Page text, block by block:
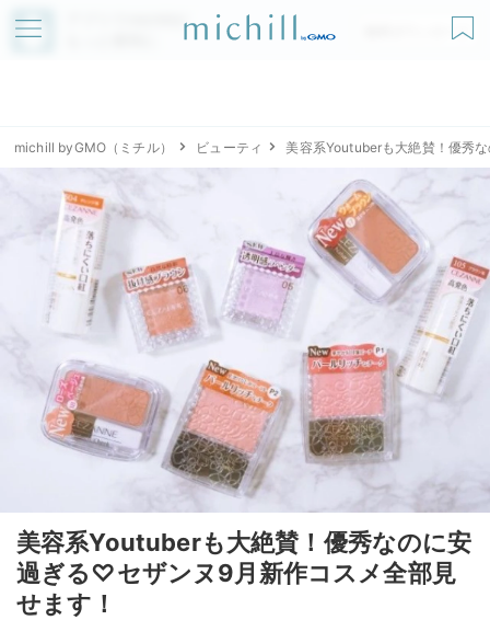
アプリでmichillが
無料ダウンロード
michill byGMO（ミチル） ビューティ 美容系Youtuberも大絶賛！優秀
美容系Youtuberも大絶賛！優秀なのに安
過ぎる♡セザンヌ9月新作コスメ全部見
せます！